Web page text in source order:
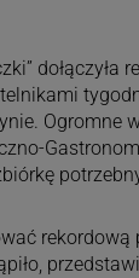
dołączyła
Ogromne